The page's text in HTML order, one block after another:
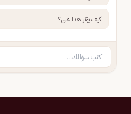
كيف يؤثر هذا علي؟